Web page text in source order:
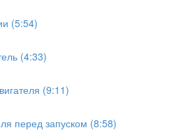
(5:54)
(4:33)
(9:11)
перед запуском (8:58)